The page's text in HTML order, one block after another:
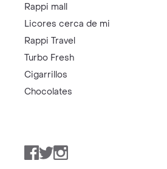
Rappi mall
Licores cerca de mi
Rappi Travel
Turbo Fresh
Cigarrillos
Chocolates
Facebook
TwitterInstagram